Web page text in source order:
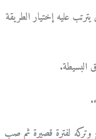
عليه إختيار الطريقة
البسيطة.
وتركه لفترة قصيرة ثم صب